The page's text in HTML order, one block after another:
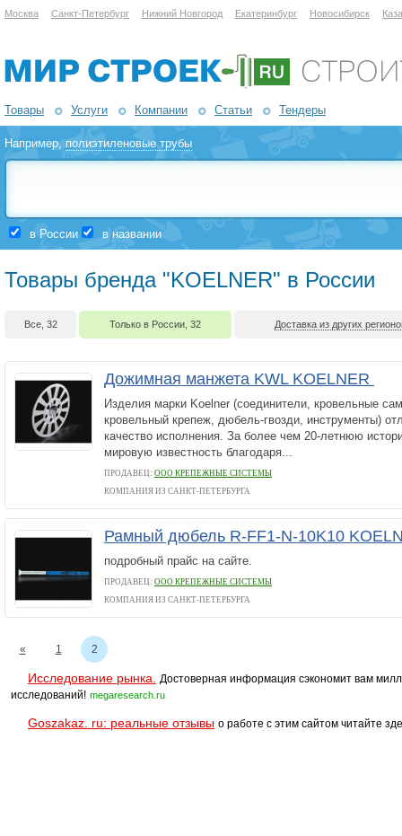
Москва Санкт-Петербург Нижний Новгород Екатеринбург Новосибирск
Товары Услуги Компании Статьи Тендеры
Например,полиэтиленовые трубы
в России в названии
Товары бренда "KOELNER" в России
Все, 32 Только в России, 32 Доставка из других
Дожимная манжета KWL KOELNER
Изделия марки Koelner (соединители, кровельные
кровельный крепеж, дюбель-гвозди, инструменты)
качество исполнения. За более чем 20-летнюю
мировую известность благодаря...
ПРОДАВЕЦ: ООО КРЕПЕЖНЫЕ СИСТЕМЫ
КОМПАНИЯ ИЗ САНКТ-ПЕТЕРБУРГА
Рамный дюбель R-FF1-N-10K10
подробный прайс на сайте.
ПРОДАВЕЦ: ООО КРЕПЕЖНЫЕ СИСТЕМЫ
КОМПАНИЯ ИЗ САНКТ-ПЕТЕРБУРГА
« 1 2
Исследование рынка.
Достоверная информация сэкономит вам
исследований! megaresearch.ru
Goszakaz. ru: реальные отзывы о работе с этим сайтом читайте